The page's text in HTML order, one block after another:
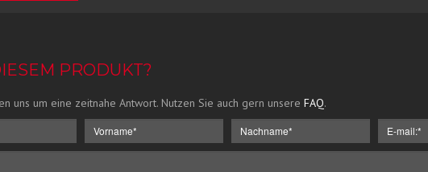
PRODUKT?
uns um eine zeitnahe Antwort. Nutzen Sie auch gern unsere FAQ.